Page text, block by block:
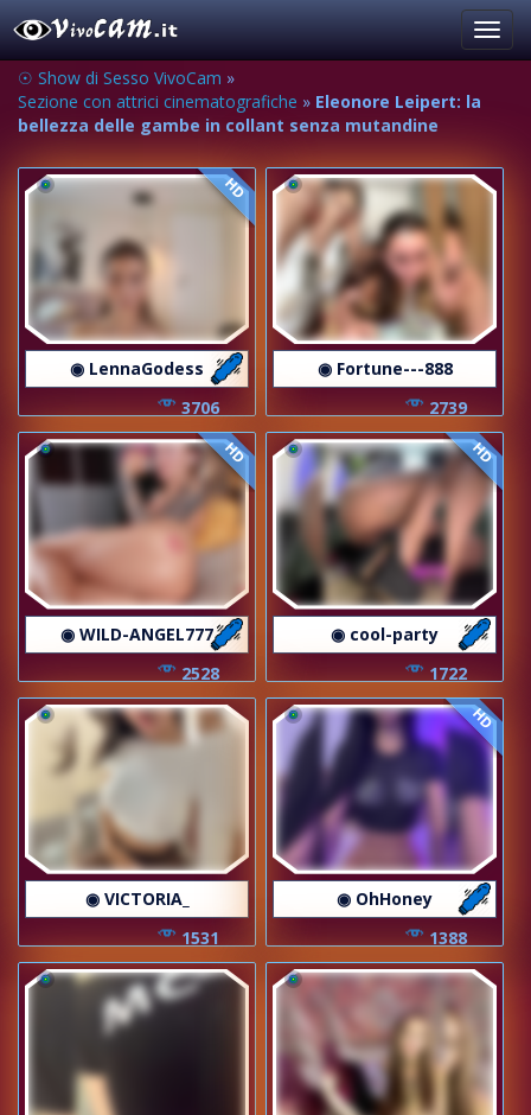
☉ Show di Sesso VivoCam »
Sezione con attrici cinematografiche » Eleonore Leipert: la
bellezza delle gambe in collant senza mutandine
HD
◉ LennaGodess
3706
◉ Fortune---888
2739
HD
◉ WILD-ANGEL777
2528
HD
◉ cool-party
1722
◉ VICTORIA_
1531
HD
◉ OhHoney
1388